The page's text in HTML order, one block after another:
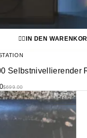
IN DEN
Selbstnivellierender
$699.00
-46%